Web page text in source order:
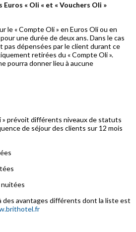
« Oli « et « Vouchers Oli »
le « Compte Oli » en Euros Oli ou en
une durée de deux ans. Dans le cas
pas dépensées par le client durant ce
retirées du « Compte Oli ».
pourra donner lieu à aucune
» prévoit différents niveaux de statuts
de séjour des clients sur 12 mois
avantages différents dont la liste est